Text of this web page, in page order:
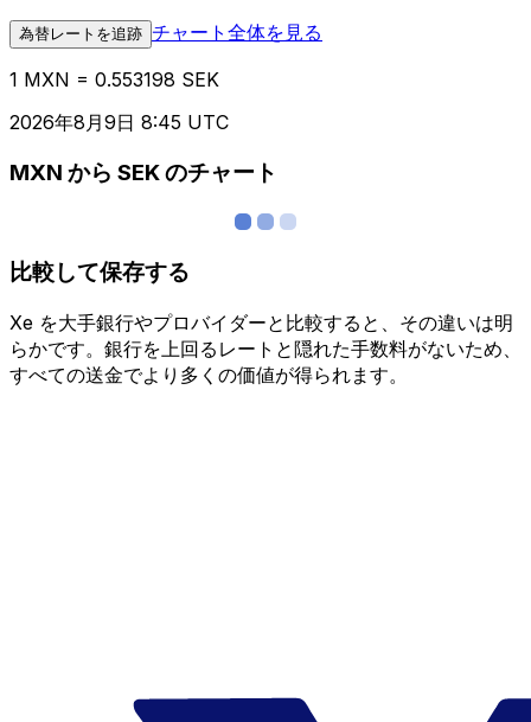
為替レートを追跡 チャート全体を見る
1 MXN = 0.553198 SEK
2026年8月9日 8:45 UTC
MXN から SEK のチャート
比較して保存する
Xe を大手銀行やプロバイダーと比較すると、その違いは明
らかです。銀行を上回るレートと隠れた手数料がないため、
すべての送金でより多くの価値が得られます。